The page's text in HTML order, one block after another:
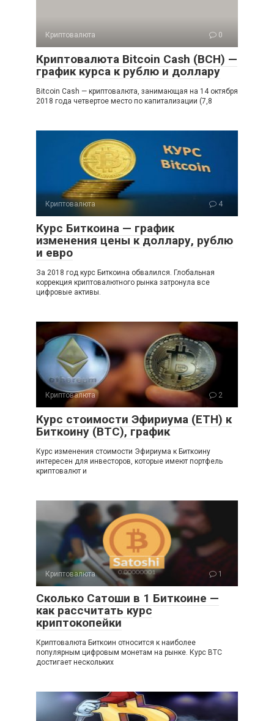
Криптовалюта 0
Криптовалюта Bitcoin Cash (BCH) —
график курса к рублю и доллару
Bitcoin Cash — криптовалюта, занимающая на 14 октября
2018 года четвертое место по капитализации (7,8
Криптовалюта 4
Курс Биткоина — график
изменения цены к доллару, рублю
и евро
За 2018 год курс Биткоина обвалился. Глобальная
коррекция криптовалютного рынка затронула все
цифровые активы.
Криптовалюта 2
Курс стоимости Эфириума (ETH) к
Биткоину (BTC), график
Курс изменения стоимости Эфириума к Биткоину
интересен для инвесторов, которые имеют портфель
криптовалют и
Криптовалюта 1
Сколько Сатоши в 1 Биткоине —
как рассчитать курс
криптокопейки
Криптовалюта Биткоин относится к наиболее
популярным цифровым монетам на рынке. Курс BTC
достигает нескольких